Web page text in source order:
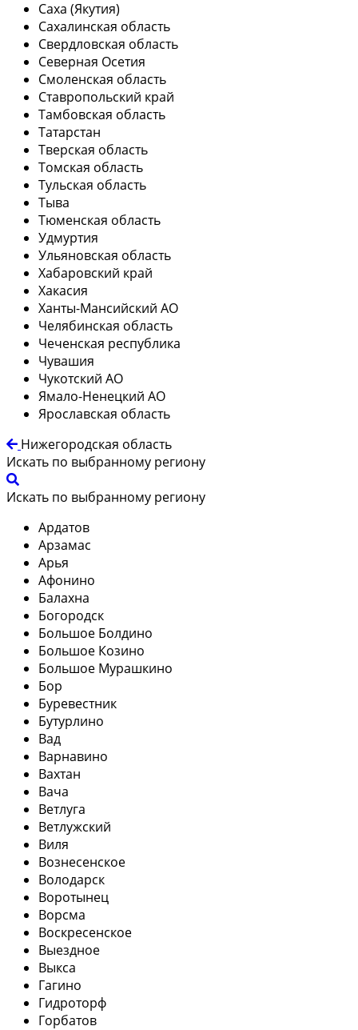
Саха (Якутия)
Сахалинская область
Свердловская область
Северная Осетия
Смоленская область
Ставропольский край
Тамбовская область
Татарстан
Тверская область
Томская область
Тульская область
Тыва
Тюменская область
Удмуртия
Ульяновская область
Хабаровский край
Хакасия
Ханты-Мансийский АО
Челябинская область
Чеченская республика
Чувашия
Чукотский АО
Ямало-Ненецкий АО
Ярославская область
Нижегородская область
Искать по выбранному региону
Искать по выбранному региону
Ардатов
Арзамас
Арья
Афонино
Балахна
Богородск
Большое Болдино
Большое Козино
Большое Мурашкино
Бор
Буревестник
Бутурлино
Вад
Варнавино
Вахтан
Вача
Ветлуга
Ветлужский
Виля
Вознесенское
Володарск
Воротынец
Ворсма
Воскресенское
Выездное
Выкса
Гагино
Гидроторф
Горбатов